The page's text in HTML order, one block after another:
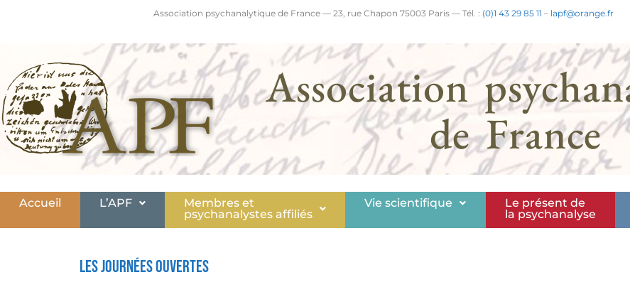
Association psychanalytique de France — 23, rue Chapon 75003 Paris — Tél. : (0)1 43 29 85 11 – lapf@orange.fr
Association
de France
Accueil L’APF
Membres et
psychanalystes affiliés
Vie scientifique
Le présent de
la psychanalyse
Les journées ouvertes